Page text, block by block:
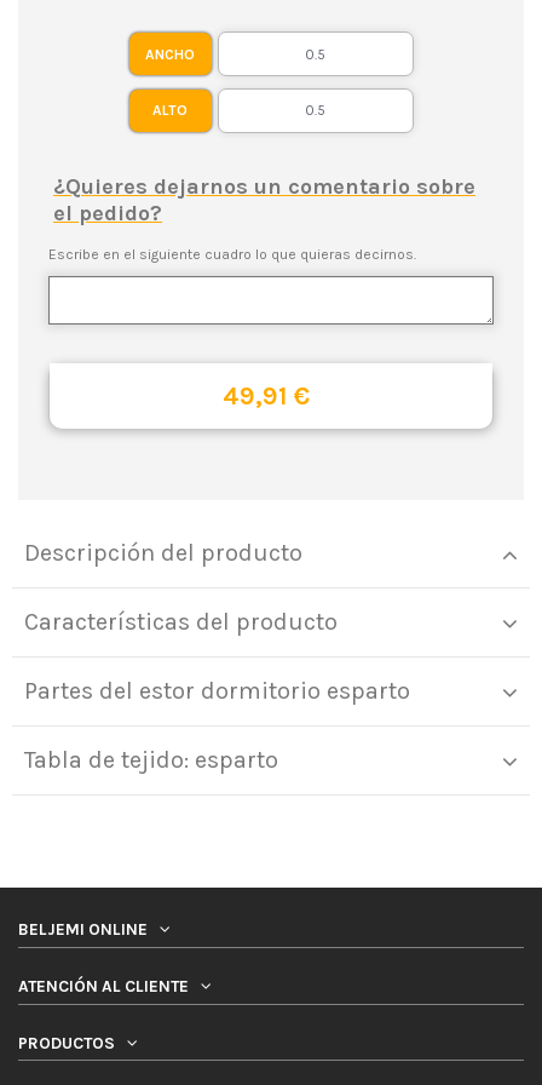
ANCHO
ALTO
¿Quieres dejarnos un comentario sobre
el pedido?
Escribe en el siguiente cuadro lo que quieras decirnos.
49,91 €
Descripción del producto
Características del producto
Partes del estor dormitorio esparto
Tabla de tejido: esparto
BELJEMI ONLINE
ATENCIÓN AL CLIENTE
PRODUCTOS